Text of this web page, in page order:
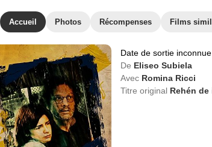
Accueil Photos Récompenses Films
Date de sortie inconnue
De Eliseo Subiela
Avec Romina Ricci
Titre original Rehén